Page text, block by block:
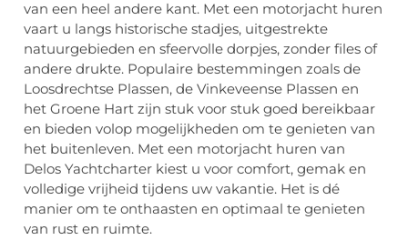
van een heel andere kant. Met een motorjacht huren
vaart u langs historische stadjes, uitgestrekte
natuurgebieden en sfeervolle dorpjes, zonder files of
andere drukte. Populaire bestemmingen zoals de
Loosdrechtse Plassen, de Vinkeveense Plassen en
het Groene Hart zijn stuk voor stuk goed bereikbaar
en bieden volop mogelijkheden om te genieten van
het buitenleven. Met een motorjacht huren van
Delos Yachtcharter kiest u voor comfort, gemak en
volledige vrijheid tijdens uw vakantie. Het is dé
manier om te onthaasten en optimaal te genieten
van rust en ruimte.